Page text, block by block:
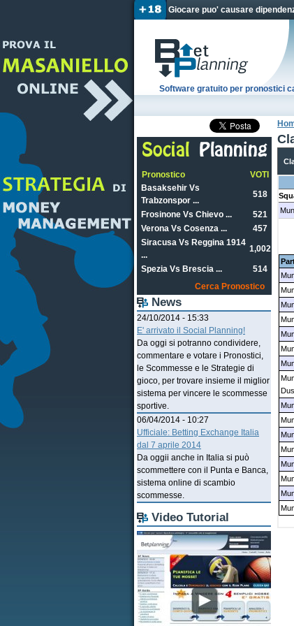
Giocare puo' causare
Software gratuito per pronostici
Pronostico
VOTI
Basaksehir Vs
Trabzonspor ...
518
Frosinone Vs Chievo ...
521
Verona Vs Cosenza ...
457
Siracusa Vs Reggina 1914
...
1,002
Spezia Vs Brescia ...
514
Cerca Pronostico
News
24/10/2014 - 15:33
E' arrivato il Social Planning!
Da oggi si potranno condividere,
commentare e votare i Pronostici,
le Scommesse e le Strategie di
gioco, per trovare insieme il miglior
sistema per vincere le scommesse
sportive.
06/04/2014 - 10:27
Ufficiale: Betting Exchange Italia
dal 7 aprile 2014
Da oggii anche in Italia si può
scommettere con il Punta e Banca,
sistema online di scambio
scommesse.
Video Tutorial